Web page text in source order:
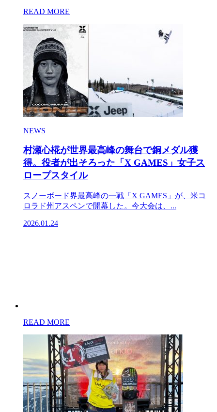
READ MORE
NEWS
村瀬心椛が世界最高峰の舞台で銅メダル獲
得。役者が出そろった「X GAMES」女子ス
ロープスタイル
スノーボード界最高峰の一戦「X GAMES」が、米コ
ロラド州アスペンで開幕した。今大会は、...
2026.01.24
READ MORE